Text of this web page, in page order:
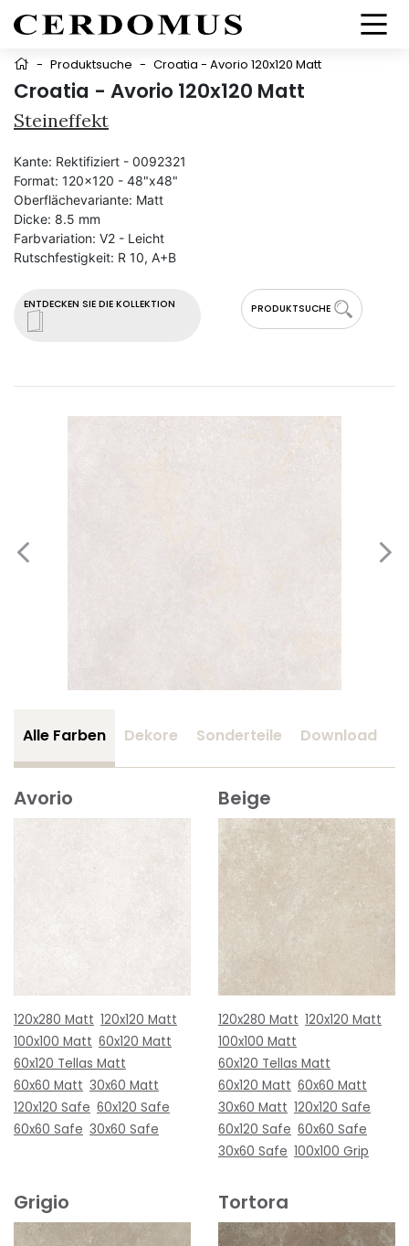
- Produktsuche - Croatia - Avorio 120x120 Matt
Croatia - Avorio 120x120 Matt
Steineffekt
ENTDECKEN SIE DIE KOLLEKTION PRODUKTSUCHE
Kante: Rektifiziert - 0092321
Format: 120x120 - 48"x48"
Oberflächevariante: Matt
Dicke: 8.5 mm
Farbvariation: V2 - Leicht
Rutschfestigkeit: R 10, A+B
Alle Farben Dekore Sonderteile Download
Avorio
120x280 Matt 120x120 Matt
100x100 Matt 60x120 Matt
60x120 Tellas Matt
60x60 Matt 30x60 Matt
120x120 Safe 60x120 Safe
60x60 Safe 30x60 Safe
Beige
120x280 Matt 120x120 Matt
100x100 Matt
60x120 Tellas Matt
60x120 Matt 60x60 Matt
30x60 Matt 120x120 Safe
60x120 Safe 60x60 Safe
30x60 Safe 100x100 Grip
Grigio Tortora